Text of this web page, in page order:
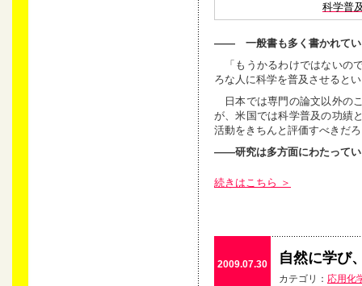
科学普
―― 一般書も多く書かれてい
「もうかるわけではないの
ろな人に科学を普及させると
日本では専門の論文以外の
が、米国では科学普及の功績
活動をきちんと評価すべきだ
――研究は多方面にわたってい
続きはこちら ＞
自然に学び
カテゴリ： 応用化
2009.07.30